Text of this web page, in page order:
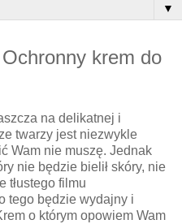
▼
krem do
na delikatnej i
twarzy jest niezwykle
Wam nie muszę. Jednak
nie będzie bielił skóry, nie
tłustego filmu
tego będzie wydajny i
o którym opowiem Wam